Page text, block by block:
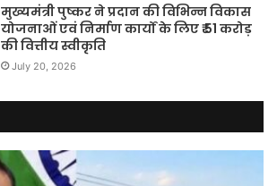
मुख्यमंत्री पुष्कर ने प्रदान की विभिन्न विकास
योजनाओं एवं निर्माण कार्यों के लिए ₹ 51 करोड़
की वित्तीय स्वीकृति
July 20, 2026